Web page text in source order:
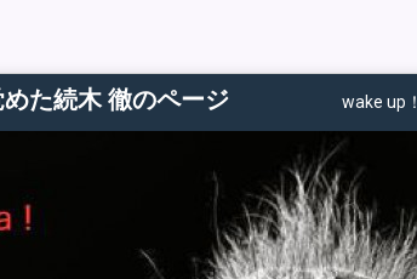
た続木 徹のページ wake up！